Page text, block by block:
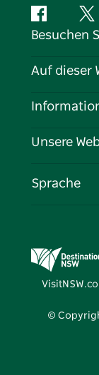
Facebook
Besuchen
Kontaktieren
Cookie-
Auf dieser
Reiseziele
Unsere
Destination
Vivid Sydney
Sprache
©